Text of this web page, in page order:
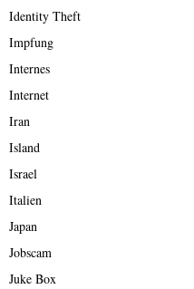
Identity Theft
Impfung
Internes
Internet
Iran
Island
Israel
Italien
Japan
Jobscam
Juke Box